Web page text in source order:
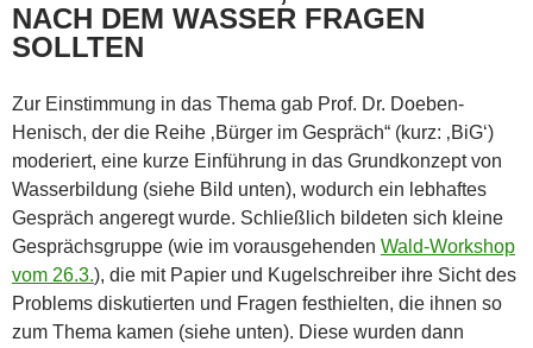
NACH DEM WASSER FRAGEN
SOLLTEN
Zur Einstimmung in das Thema gab Prof. Dr. Doeben-
Henisch, der die Reihe ‚Bürger im Gespräch“ (kurz: ‚BiG‘)
moderiert, eine kurze Einführung in das Grundkonzept von
Wasserbildung (siehe Bild unten), wodurch ein lebhaftes
Gespräch angeregt wurde. Schließlich bildeten sich kleine
Gesprächsgruppe (wie im vorausgehenden Wald-Workshop
vom 26.3.), die mit Papier und Kugelschreiber ihre Sicht des
Problems diskutierten und Fragen festhielten, die ihnen so
zum Thema kamen (siehe unten). Diese wurden dann